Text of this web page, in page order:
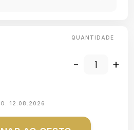
QUANTIDADE
- +
12.08.2026